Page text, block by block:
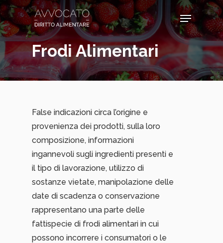
Skip
to
main
content
Menu
Frodi Alimentari
False indicazioni circa l’origine e
provenienza dei prodotti, sulla loro
composizione, informazioni
ingannevoli sugli ingredienti presenti e
il tipo di lavorazione, utilizzo di
sostanze vietate, manipolazione delle
date di scadenza o conservazione
rappresentano una parte delle
fattispecie di frodi alimentari in cui
possono incorrere i consumatori o le